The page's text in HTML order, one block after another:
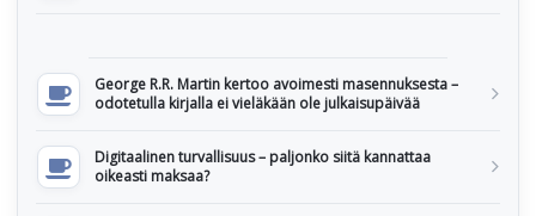
George R.R. Martin kertoo avoimesti masennuksesta –
odotetulla kirjalla ei vieläkään ole julkaisupäivää
Digitaalinen turvallisuus – paljonko siitä kannattaa
oikeasti maksaa?